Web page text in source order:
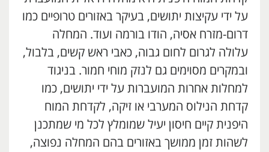
על ידי עקיצות יתושים, בעיקר באזורים טרופיים כמו
דרום-מזרח אסיה, הודו בורמה ועוד. המחלה
עלולה לגרום לחום גבוה, כאבי ראש קשים, בלבול,
ובמקרים מסוימים גם לנזק מוחי חמור. בניגוד
למחלות אחרות המועברות על ידי יתושים, כמו
קדחת הנילוס המערבי או זיקה, לקדחת המוח
היפנית קיים חיסון יעיל שמומלץ לכל מי שמתכנן
לשהות זמן ממושך באזורים בהם המחלה נפוצה,